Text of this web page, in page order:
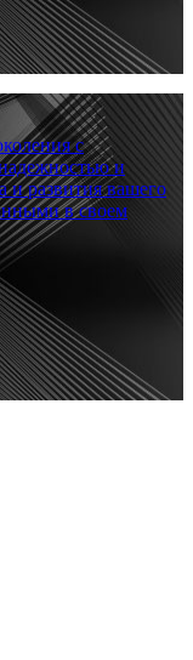
с
и
и развития вашего
в своем